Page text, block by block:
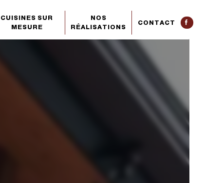
CUISINES SUR
MESURE
NOS
RÉALISATIONS
CONTACT